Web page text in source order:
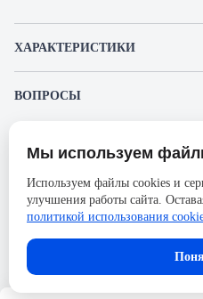
В
ХАРАКТЕРИСТИКИ
Производитель
Тип волокон
ВОПРОСЫ
Пожалуйста,
возможность оставлять
Представленные изображения и
без предварительного уведомления.
ответственности в случае не
размещённым в карточке товара.
Мы используем
Используем файлы cookies и
улучшения работы сайта.
политикой использования